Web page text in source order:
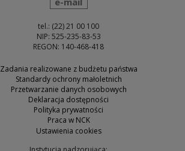
tel.: (22) 21 00 100
NIP: 525-235-83-53
REGON: 140-468-418
Zadania realizowane z budżetu państwa
Standardy ochrony małoletnich
Przetwarzanie danych osobowych
Deklaracja dostępności
Polityka prywatności
Praca w NCK
Ustawienia cookies